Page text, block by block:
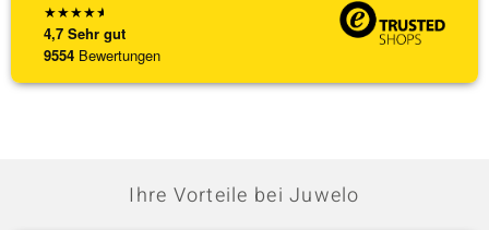
★★★★★
4,7 Sehr gut
9554 Bewertungen
Ihre Vorteile bei Juwelo